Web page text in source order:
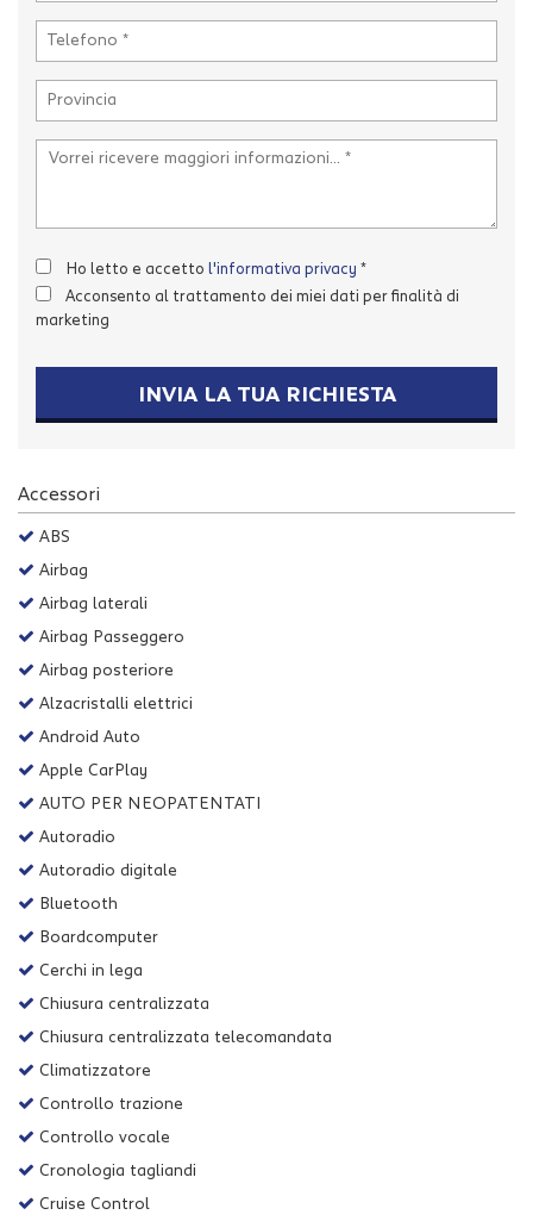
Ho letto e accetto l'informativa privacy *
Acconsento al trattamento dei miei dati per finalità di
marketing
INVIA LA TUA RICHIESTA
Accessori
ABS
Airbag
Airbag laterali
Airbag Passeggero
Airbag posteriore
Alzacristalli elettrici
Android Auto
Apple CarPlay
AUTO PER NEOPATENTATI
Autoradio
Autoradio digitale
Bluetooth
Boardcomputer
Cerchi in lega
Chiusura centralizzata
Chiusura centralizzata telecomandata
Climatizzatore
Controllo trazione
Controllo vocale
Cronologia tagliandi
Cruise Control
policy
Salva
impostazioni